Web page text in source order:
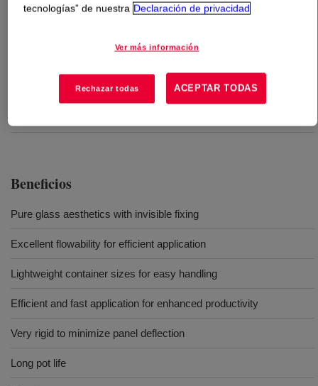
clean, modern appearance.
Embedding of glass panels in U-profiles for glass balustrades
Beneficios
Pure glass aesthetics with invisible fixing
Excellent flowability for efficient application
Lightweight container sizes for easy handling
Efficient and fast application for enhanced productivity
Very rigid to minimize panel deflection
Long pot life
tecnologías” de nuestra Declaración de privacidad
Ver más información
Rechazar todas ACEPTAR TODAS